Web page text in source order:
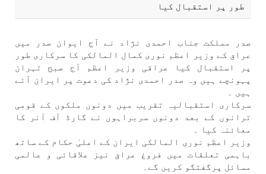
طور پر استقبال كيا
صدر مملكت جناب احمدی نژاد نے آج ايوان صدر میں
عراق كے وزير اعظم نوری كمال المالكی كا سركاری طور
پر استقبال كيا عراقی وزير اعظم آج صبح تہران
پہونچے ہیں وہ صدر احمدی نژاد كی دعوت پر ايران آئے
ہیں ۔
سركاری استقبالیہ تقريب میں دونوں ملكوں كے قومی
ترانوں كے بعد دونوں سربراہوں نے گارڈ آف آنر كا
معائنہ كيا ۔
وزير اعظم نوری المالكی ايران كے اعلیٰ حكام كے ساتھ
باہمی تعلقات میں فروغ عراق نيز علاقائی و عالمی
مسائل پرگفتگو كریں گے۔